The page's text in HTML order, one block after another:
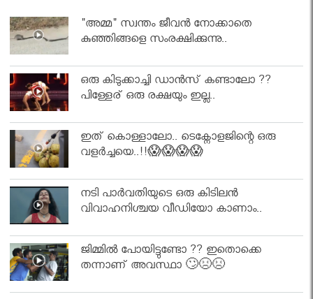
"അമ്മ" സ്വന്തം ജീവൻ നോക്കാതെ
കുഞ്ഞിങ്ങളെ സംരക്ഷിക്കുന്നു..
ഒരു കിടുക്കാച്ചി ഡാൻസ് കണ്ടാലോ ??
പിള്ളേര് ഒരു രക്ഷയും ഇല്ല..
ഇത് കൊള്ളാലോ.. ടെക്നോളജിന്റെ ഒരു
വളർച്ചയെ..!!😱😱😱😱
നടി പാർവതിയുടെ ഒരു കിടിലൻ
വിവാഹനിശ്ചയ വീഡിയോ കാണാം..
ജിമ്മിൽ പോയിട്ടുണ്ടോ ?? ഇതൊക്കെ
തന്നാണ് അവസ്ഥാ 🙄😣😣